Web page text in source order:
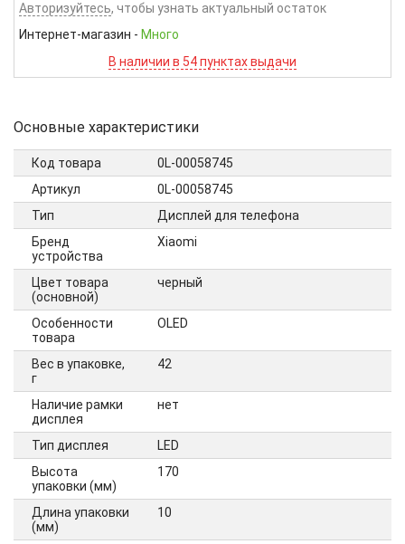
Авторизуйтесь, чтобы узнать актуальный остаток
Интернет-магазин - Много
В наличии в 54 пунктах выдачи
Основные характеристики
Код товара
0L-00058745
Артикул
0L-00058745
Тип
Дисплей для телефона
Бренд
устройства
Xiaomi
Цвет товара
(основной)
черный
Особенности
товара
OLED
Вес в упаковке,
г
42
Наличие рамки
дисплея
нет
Тип дисплея
LED
Высота
упаковки (мм)
170
Длина упаковки
(мм)
10